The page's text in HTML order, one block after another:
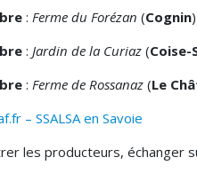
: Ferme du Forézan (Cognin
: Jardin de la Curiaz (Coise-
: Ferme de Rossanaz (Le
– SSALSA en Savoie
les producteurs, échanger